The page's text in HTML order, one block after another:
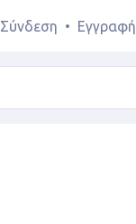
Σύνδεση • Εγγραφή